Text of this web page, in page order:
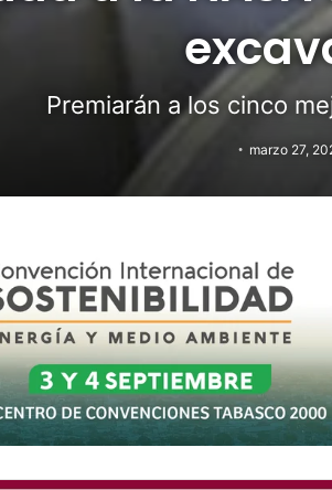
Premiarán a los cinco
marzo 27,